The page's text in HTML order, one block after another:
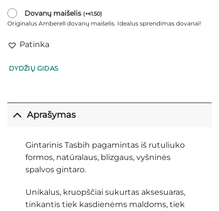
Dovanų maišelis (+€1.50)
Originalus Amberell dovanų maišelis. Idealus sprendimas dovanai!
Patinka
DYDŽIŲ GIDAS
Aprašymas
Gintarinis Tasbih pagamintas iš rutuliuko
formos, natūralaus, blizgaus, vyšninės
spalvos gintaro.
Unikalus, kruopščiai sukurtas aksesuaras,
tinkantis tiek kasdienėms maldoms, tiek